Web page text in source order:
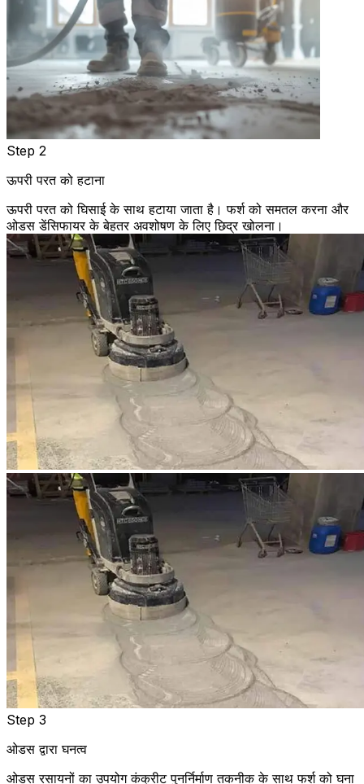
Step 2
ऊपरी परत को हटाना
ऊपरी परत को घिसाई के साथ हटाया जाता है। फर्श को समतल करना और
ओडस डेंसिफायर के बेहतर अवशोषण के लिए छिद्र खोलना।
Step 3
ओडस द्वारा घनत्व
ओडस रसायनों का उपयोग कंक्रीट पुनर्निर्माण तकनीक के साथ फर्श को घना